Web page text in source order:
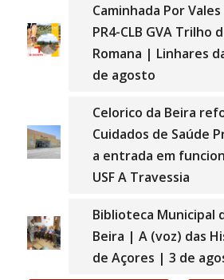
Caminhada Por
PR4-CLB GVA Trilho
Romana | Linhares
de agosto
Celorico da Beira
Cuidados de Saúde
a entrada em
USF A Travessia
Biblioteca Municipal
Beira | A (voz) das
de Açores | 3 de